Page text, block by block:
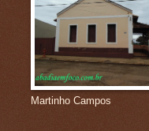
Martinho Campos